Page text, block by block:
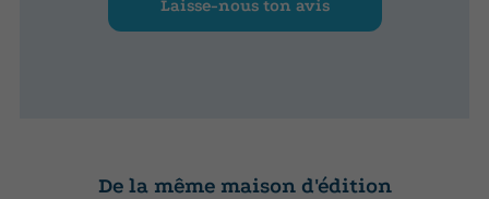
Laisse-nous ton avis
De la même maison d'édition